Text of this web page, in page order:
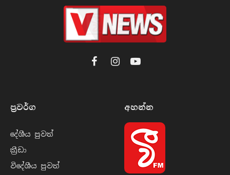
FacebookInstagramYouTube
ප්‍රවර්​ග
දේශීය පුව​ත්
ක්‍රී​ඩා
විදේශීය පුව​ත්
අහන්​න